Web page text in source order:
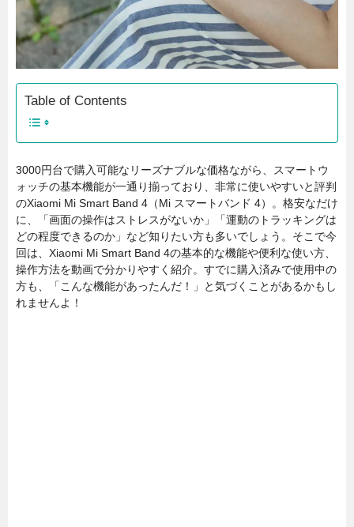
Table of Contents
3000円台で購入可能なリーズナブルな価格ながら、スマートウ
ォッチの基本機能が一通り揃っており、非常に使いやすいと評判
のXiaomi Mi Smart Band 4（Mi スマートバンド 4）。格安なだけ
に、「画面の操作はストレスがないか」「運動のトラッキングは
どの程度できるのか」など知りたい方も多いでしょう。そこで今
回は、Xiaomi Mi Smart Band 4の基本的な機能や便利な使い方、
操作方法を動画で分かりやすく紹介。すでに購入済みで使用中の
方も、「こんな機能があったんだ！」と気づくことがあるかもし
れませんよ！